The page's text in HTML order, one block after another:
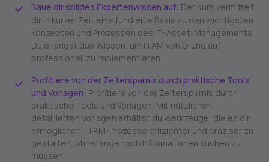
Baue dir solides Expertenwissen auf: Der Kurs vermittelt
dir in kurzer Zeit eine fundierte Basis zu den wichtigsten
Konzepten und Prozessen des IT-Asset-Managements.
Du erlangst das Wissen, um ITAM von Grund auf
professionell zu implementieren.
Profitiere von der Zeitersparnis durch praktische Tools
und Vorlagen: Profitiere von der Zeitersparnis durch
praktische Tools und Vorlagen: Mit nützlichen,
detaillierten Vorlagen erhältst du Werkzeuge, die es dir
ermöglichen, ITAM-Prozesse effizienter und präziser zu
gestalten, ohne lange nach Informationen suchen zu
müssen.